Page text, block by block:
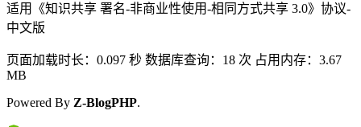
适用《知识共享 署名-非商业性使用-相同方式共享 3.0》协议-
中文版
页面加载时长：0.097 秒 数据库查询：18 次 占用内存：3.67
MB
Powered By Z-BlogPHP.